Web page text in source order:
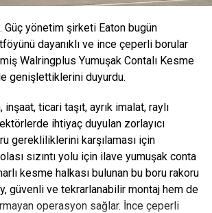
people being scared of him
yönetim şirketi Eaton bugün
dayanıklı ve ince çeperli borular
Walringplus Yumuşak Contalı Kesme
genişlettiklerini duyurdu.
inşaat, ticari taşıt, ayrık imalat, raylı
ihtiyaç duyulan zorlayıcı
gerekliliklerini karşılaması için
sızıntı yolu için ilave yumuşak conta
kesme halkası bulunan bu boru rakoru
güvenli ve tekrarlanabilir montaj hem de
operasyon sağlar. İnce çeperli